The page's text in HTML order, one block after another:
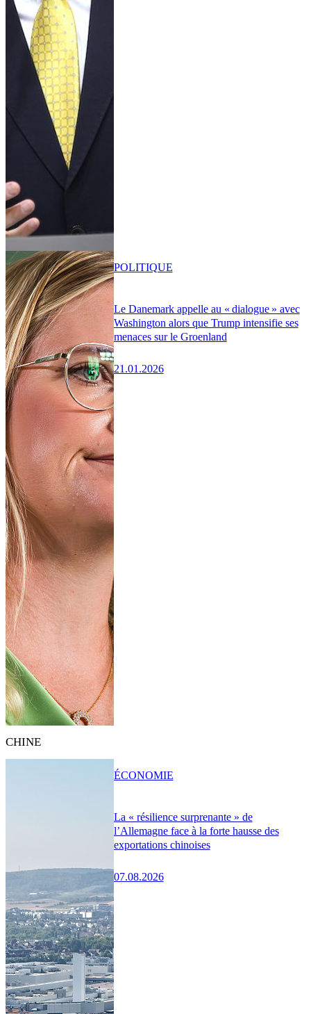
Le Danemark appelle au « dialogue » avec
Washington alors que Trump intensifie ses
menaces sur le Groenland
21.01.2026
POLITIQUE
CHINE
La « résilience surprenante » de
l’Allemagne face à la forte hausse des
exportations chinoises
07.08.2026
ÉCONOMIE